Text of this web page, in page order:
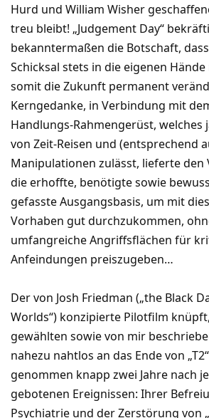
Hurd und William Wisher
treu bleibt! „Judgement Day“
bekanntermaßen die Botschaft,
Schicksal stets in die eigenen
somit die Zukunft permanent
Kerngedanke, in Verbindung mit
Handlungs-Rahmengerüst, welches
von Zeit-Reisen und (entsprechend
Manipulationen zulässt, lieferte
die erhoffte, benötigte sowie
gefasste Ausgangsbasis, um mit
Vorhaben gut durchzukommen,
umfangreiche Angriffsflächen für
Anfeindungen preiszugeben…
Der von Josh Friedman („the Black
Worlds“) konzipierte Pilotfilm
gewählten sowie von mir
nahezu nahtlos an das Ende von
genommen knapp zwei Jahre nach
gebotenen Ereignissen: Ihrer
Psychiatrie und der Zerstörung von